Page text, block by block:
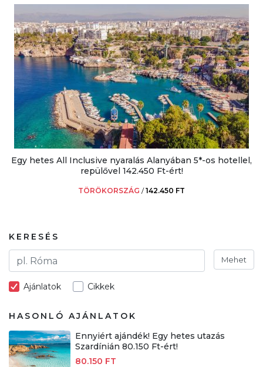
Egy hetes All Inclusive nyaralás Alanyában 5*-os hotellel,
repülővel 142.450 Ft-ért!
TÖRÖKORSZÁG /142.450 FT
KERESÉS
Mehet
Ajánlatok Cikkek
HASONLÓ AJÁNLATOK
Ennyiért ajándék! Egy hetes utazás
Szardínián 80.150 Ft-ért!
80.150 FT